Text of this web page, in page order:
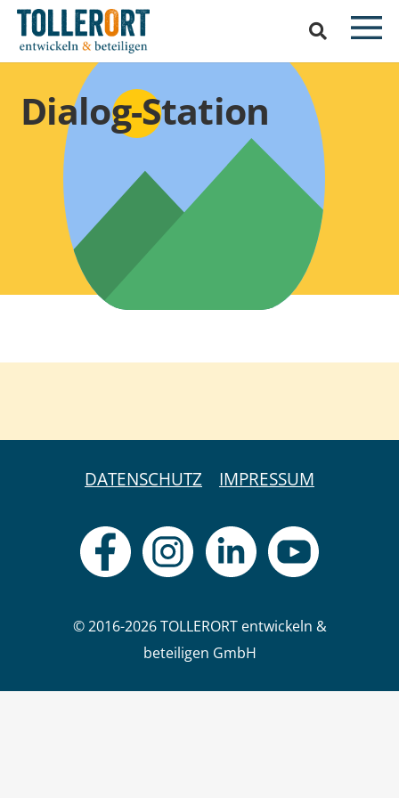
Dialog-Station
DATENSCHUTZ IMPRESSUM
© 2016-2026 TOLLERORT entwickeln &
beteiligen GmbH